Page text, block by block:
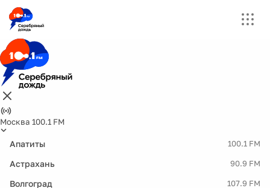
Москва 100.1 FM
Апатиты 100.1 FM
Астрахань 90.9 FM
Волгоград 107.9 FM